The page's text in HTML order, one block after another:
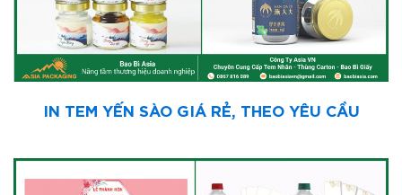
IN TEM YẾN SÀO GIÁ RẺ, THEO YÊU CẦU